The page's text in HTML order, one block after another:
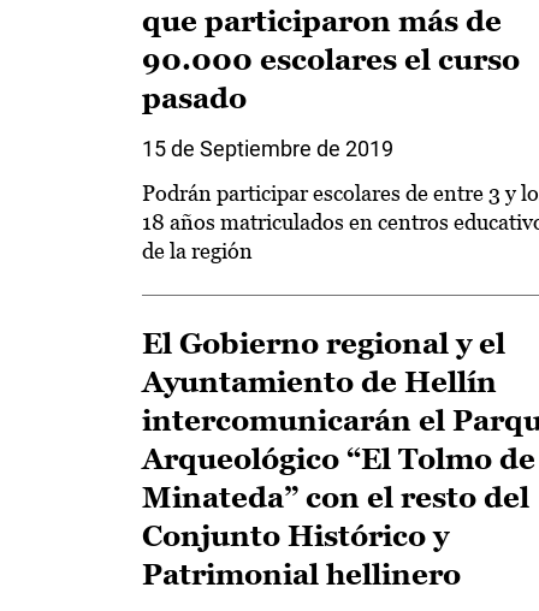
que participaron más de
90.000 escolares el curso
pasado
15 de Septiembre de 2019
Podrán participar escolares de entre 3 y
18 años matriculados en centros
de la región
El Gobierno regional y el
Ayuntamiento de Hellín
intercomunicarán el
Arqueológico “El Tolmo de
Minateda” con el resto del
Conjunto Histórico y
Patrimonial hellinero